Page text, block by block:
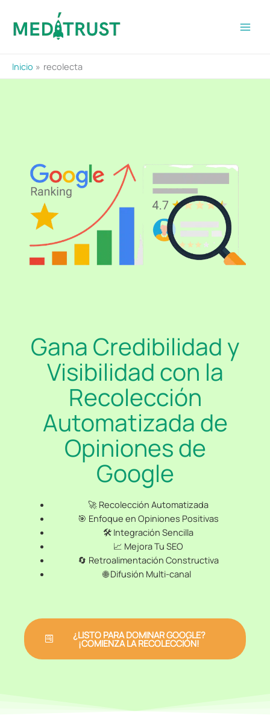
contenido
Inicio recolecta
Gana Credibilidad y
Visibilidad con la
Recolección
Automatizada de
Opiniones de
Google
🚀 Recolección Automatizada
🎯 Enfoque en Opiniones Positivas
🛠️ Integración Sencilla
📈 Mejora Tu SEO
🔄 Retroalimentación Constructiva
🌐 Difusión Multi-canal
¿LISTO PARA DOMINAR GOOGLE?
¡COMIENZA LA RECOLECCIÓN!